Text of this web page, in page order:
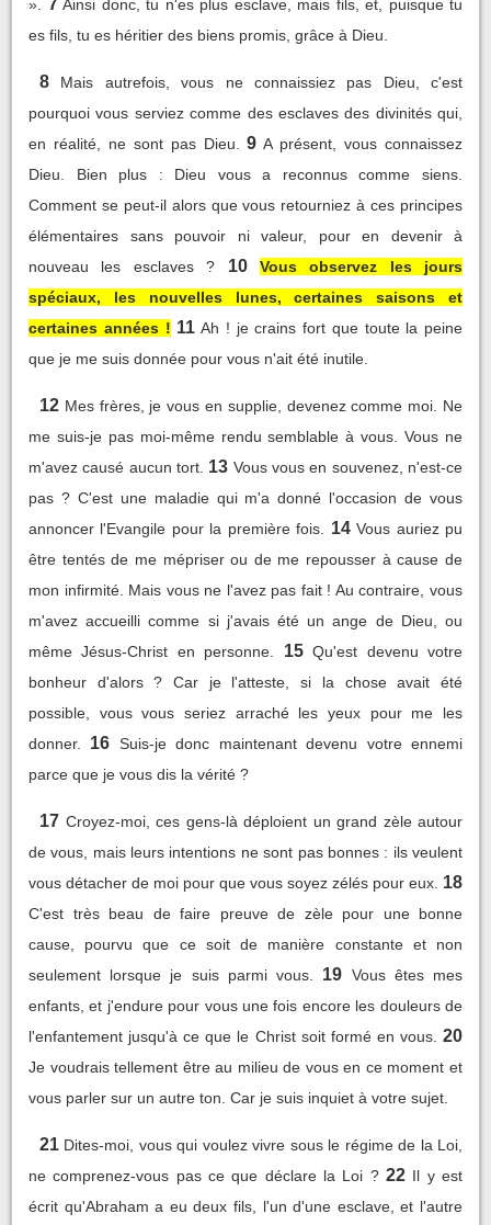
».
7 Ainsi donc, tu n'es plus esclave, mais fils, et, puisque tu
es fils, tu es héritier des biens promis, grâce à Dieu.
8
Mais autrefois, vous ne connaissiez pas Dieu, c'est
pourquoi vous serviez comme des esclaves des divinités qui,
en réalité, ne sont pas Dieu.
9 A présent, vous connaissez
Dieu. Bien plus : Dieu vous a reconnus comme siens.
Comment se peut-il alors que vous retourniez à ces principes
élémentaires sans pouvoir ni valeur, pour en devenir à
nouveau les esclaves ?
10
Vous observez les jours
spéciaux, les nouvelles lunes, certaines saisons et
certaines années ! 11 Ah ! je crains fort que toute la peine
que je me suis donnée pour vous n'ait été inutile.
12 Mes frères, je vous en supplie, devenez comme moi. Ne
me suis-je pas moi-même rendu semblable à vous. Vous ne
m'avez causé aucun tort. 13 Vous vous en souvenez, n'est-ce
pas ? C'est une maladie qui m'a donné l'occasion de vous
annoncer l'Evangile pour la première fois.
14 Vous auriez pu
être tentés de me mépriser ou de me repousser à cause de
mon infirmité. Mais vous ne l'avez pas fait ! Au contraire, vous
m'avez accueilli comme si j'avais été un ange de Dieu, ou
même Jésus-Christ en personne.
15 Qu'est devenu votre
bonheur d'alors ? Car je l'atteste, si la chose avait été
possible, vous vous seriez arraché les yeux pour me les
donner.
16 Suis-je donc maintenant devenu votre ennemi
parce que je vous dis la vérité ?
17 Croyez-moi, ces gens-là déploient un grand zèle autour
de vous, mais leurs intentions ne sont pas bonnes : ils veulent
vous détacher de moi pour que vous soyez zélés pour eux. 18
C'est très beau de faire preuve de zèle pour une bonne
cause, pourvu que ce soit de manière constante et non
seulement lorsque je suis parmi vous.
19 Vous êtes mes
enfants, et j'endure pour vous une fois encore les douleurs de
l'enfantement jusqu'à ce que le Christ soit formé en vous. 20
Je voudrais tellement être au milieu de vous en ce moment et
vous parler sur un autre ton. Car je suis inquiet à votre sujet.
21 Dites-moi, vous qui voulez vivre sous le régime de la Loi,
ne comprenez-vous pas ce que déclare la Loi ? 22 Il y est
écrit qu'Abraham a eu deux fils, l'un d'une esclave, et l'autre